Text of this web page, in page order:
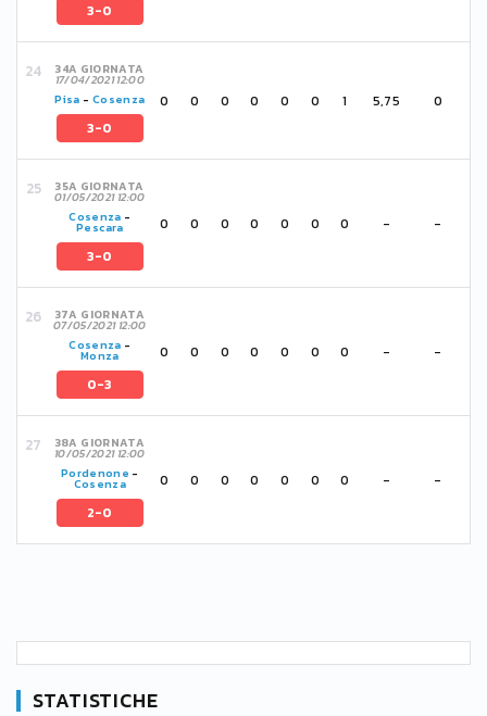
3-0
34A GIORNATA
17/04/2021 12:00
Pisa - Cosenza
3-0
0 0 0 0 0 0 1 5,75 0
35A GIORNATA
01/05/2021 12:00
Cosenza -
Pescara
3-0
0 0 0 0 0 0 0 - -
37A GIORNATA
07/05/2021 12:00
Cosenza -
Monza
0-3
0 0 0 0 0 0 0 - -
38A GIORNATA
10/05/2021 12:00
Pordenone -
Cosenza
2-0
0 0 0 0 0 0 0 - -
STATISTICHE